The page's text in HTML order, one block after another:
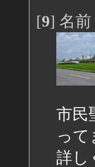
[9] 名前
市民
って
詳し